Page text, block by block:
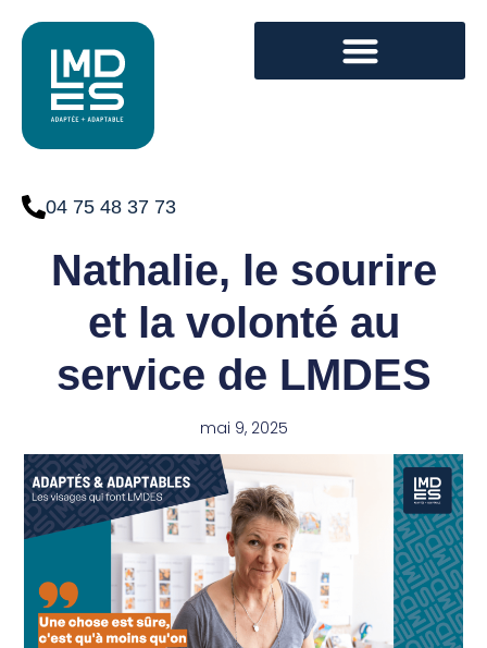
04 75 48 37 73
Nathalie, le sourire
et la volonté au
service de LMDES
mai 9, 2025